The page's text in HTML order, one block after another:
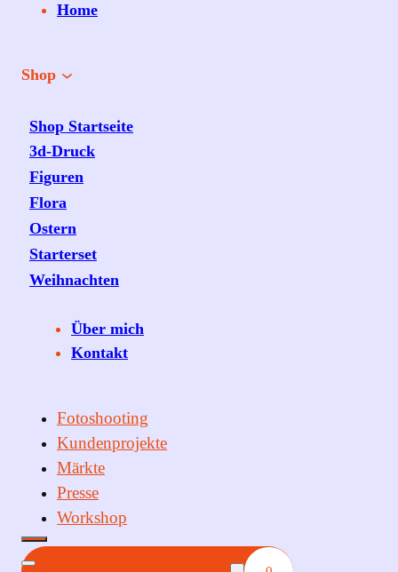
Home
Shop
Shop Startseite
3d-Druck
Figuren
Flora
Ostern
Starterset
Weihnachten
Über mich
Kontakt
Fotoshooting
Kundenprojekte
Märkte
Presse
Workshop